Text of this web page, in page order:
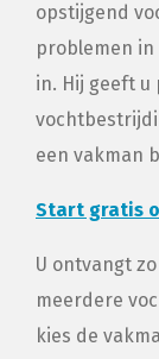
opstijgend
problemen in
in. Hij geeft u
een vakman
Start gratis
U ontvangt
meerdere
kies de